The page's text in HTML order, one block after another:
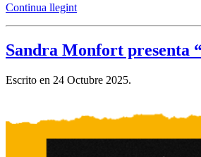
Continua llegint
Sandra Monfort presenta
Escrito en 24 Octubre 2025.